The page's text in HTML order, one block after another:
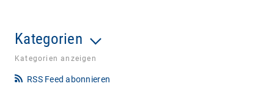
Kategorien
Kategorien anzeigen
RSS Feed abonnieren